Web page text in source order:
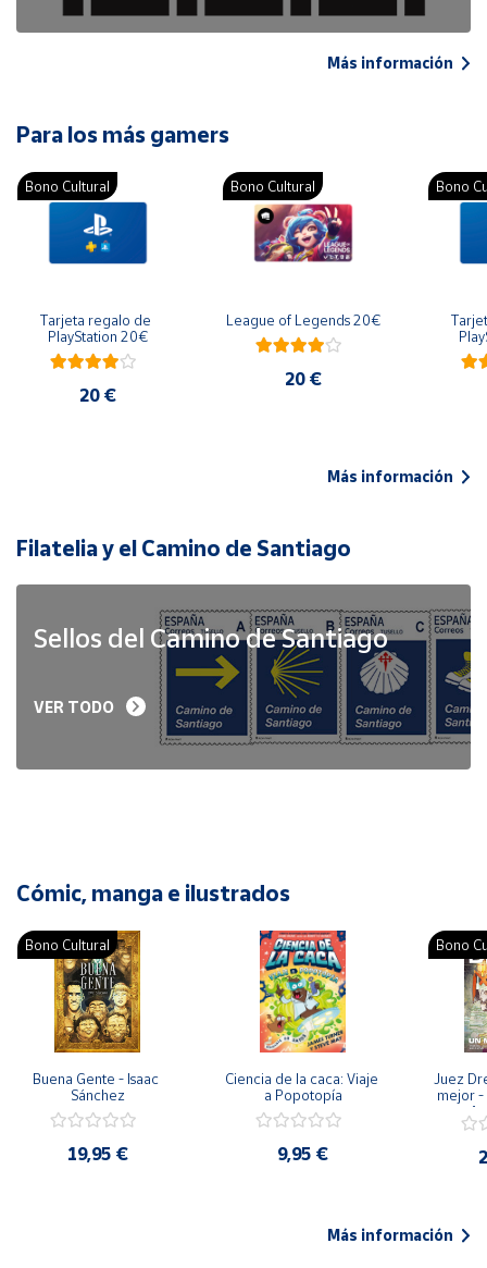
Más información
Para los más gamers
Bono Cultural
Tarjeta regalo de
PlayStation 20€
20 €
Bono Cultural
League of Legends 20€
20 €
Bono
Más información
Filatelia y el Camino de Santiago
Sellos del Camino de Santiago
VER TODO
Cómic, manga e ilustrados
Bono Cultural
Buena Gente - Isaac
Sánchez
19,95 €
Ciencia de la caca: Viaje
a Popotopía
9,95 €
Bono
Juez
mejor -
Más información